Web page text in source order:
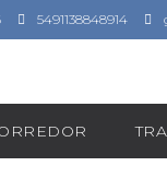
5491138848914